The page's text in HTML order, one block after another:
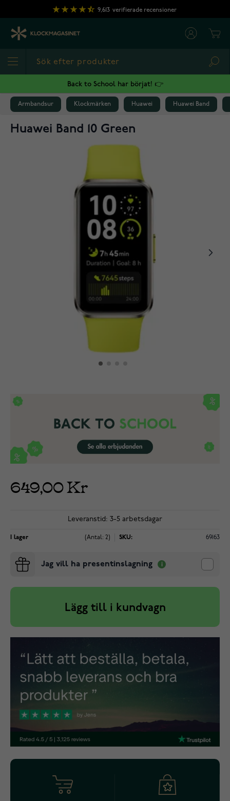
Hoppa till innehållet
9,613 verifierade recensioner
Back to School har börjat! 👉
Armbandsur Klockmärken Huawei Huawei Band
Huawei Band 10 Green
649,00 Kr
Leveranstid: 3-5 arbetsdagar
I lager (Antal: 2) SKU: 69163
Jag vill ha presentinslagning
Lägg till i kundvagn